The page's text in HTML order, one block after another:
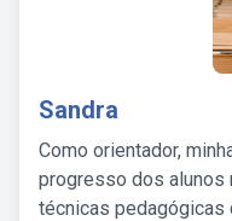
Sandra
Como orientador,
progresso dos alunos
técnicas pedagógicas